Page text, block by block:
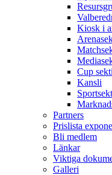
Kiosk i
Cup
Kansli
Partners
Prislista
Bli medlem
Länkar
Viktiga
Galleri